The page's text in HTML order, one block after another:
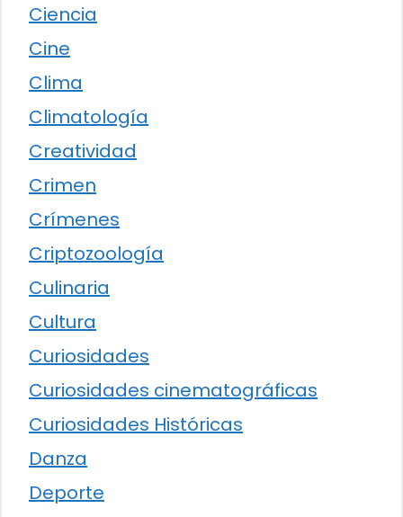
Ciencia
Cine
Clima
Climatología
Creatividad
Crimen
Crímenes
Criptozoología
Culinaria
Cultura
Curiosidades
Curiosidades cinematográficas
Curiosidades Históricas
Danza
Deporte